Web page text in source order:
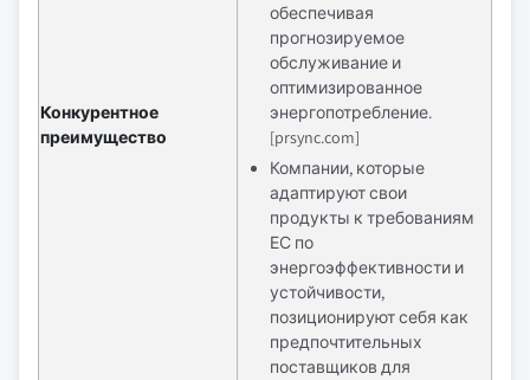
Конкурентное
преимущество
обеспечивая
прогнозируемое
обслуживание и
оптимизированное
энергопотребление.
[prsync.com]
Компании, которые
адаптируют свои
продукты к требованиям
ЕС по
энергоэффективности и
устойчивости,
позиционируют себя как
предпочтительных
поставщиков для